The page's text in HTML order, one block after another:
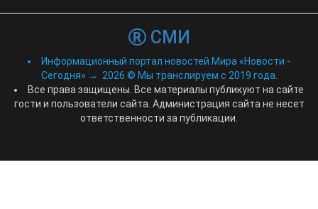
СМИ
Информационный портал новостей Мира «Новости -
Сегодня» → 2026 © Мы транслируем с 2019 года.
Все права защищены. Все материалы публикуют на сайте
гости и пользователи сайта. Администрация сайта не несет
ответственности за публикации.